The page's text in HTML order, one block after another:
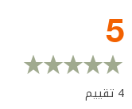
5
4 تقييم